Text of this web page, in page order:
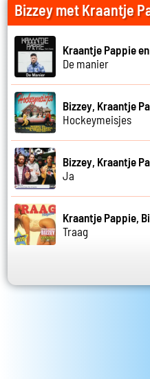
Bizzey met Kraantje
Kraantje Pappie
De manier
Bizzey, Kraantje
Hockeymeisjes
Bizzey, Kraantje
Ja
Kraantje Pappie,
Traag